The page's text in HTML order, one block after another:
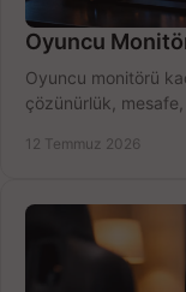
Oyuncu
Oyuncu monitörü
çözünürlük,
12 Temmuz 2026